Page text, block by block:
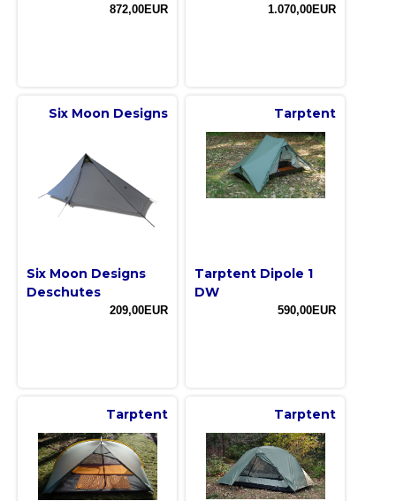
872,00EUR 1.070,00EUR
Six Moon Designs
Six Moon Designs
Deschutes
209,00EUR
Tarptent
Tarptent Dipole 1
DW
590,00EUR
Tarptent Tarptent